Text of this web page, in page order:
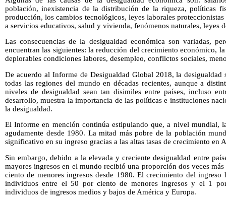
población, inexistencia de la distribución de la riqueza, políticas
producción, los cambios tecnológicos, leyes laborales
a servicios educativos, salud y vivienda, fenómenos naturales, leyes
Las consecuencias de la desigualdad económica son variadas,
encuentran las siguientes: la reducción del crecimiento económico,
deplorables condiciones labores, desempleo, conflictos sociales,
De acuerdo al Informe de Desigualdad Global 2018, la desigualdad
todas las regiones del mundo en décadas recientes, aunque a
niveles de desigualdad sean tan disimiles entre países, incluso
desarrollo, muestra la importancia de las políticas e instituciones
la desigualdad.
El Informe en mención continúa estipulando que, a nivel mundial,
agudamente desde 1980. La mitad más pobre de la población
significativo en su ingreso gracias a las altas tasas de crecimiento en
Sin embargo, debido a la elevada y creciente desigualdad entre
mayores ingresos en el mundo recibió una proporción dos veces
ciento de menores ingresos desde 1980. El crecimiento del
individuos entre el 50 por ciento de menores ingresos y el 1
individuos de ingresos medios y bajos de América y Europa.